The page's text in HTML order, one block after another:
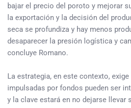
bajar el precio del poroto y mejorar
la exportación y la decisión del
seca se profundiza y hay menos
desaparecer la presión logística y
concluye Romano.
La estrategia, en este contexto,
impulsadas por fondos pueden ser
y la clave estará en no dejarse llevar